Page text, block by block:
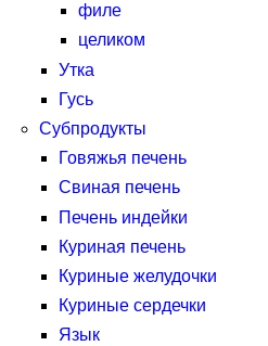
филе
целиком
Утка
Гусь
Субпродукты
Говяжья печень
Свиная печень
Печень индейки
Куриная печень
Куриные желудочки
Куриные сердечки
Язык